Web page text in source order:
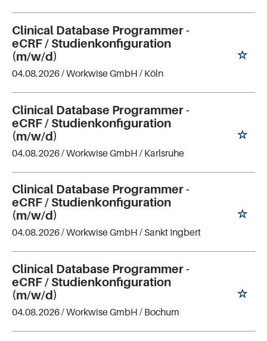
Clinical Database Programmer -
eCRF / Studienkonfiguration
(m/w/d)
04.08.2026 /Workwise GmbH / Köln
Clinical Database Programmer -
eCRF / Studienkonfiguration
(m/w/d)
04.08.2026 /Workwise GmbH / Karlsruhe
Clinical Database Programmer -
eCRF / Studienkonfiguration
(m/w/d)
04.08.2026 /Workwise GmbH / Sankt Ingbert
Clinical Database Programmer -
eCRF / Studienkonfiguration
(m/w/d)
04.08.2026 /Workwise GmbH / Bochum